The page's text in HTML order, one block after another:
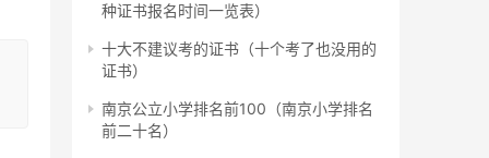
种证书报名时间一览表）
十大不建议考的证书（十个考了也没用的
证书）
南京公立小学排名前100（南京小学排名
前二十名）